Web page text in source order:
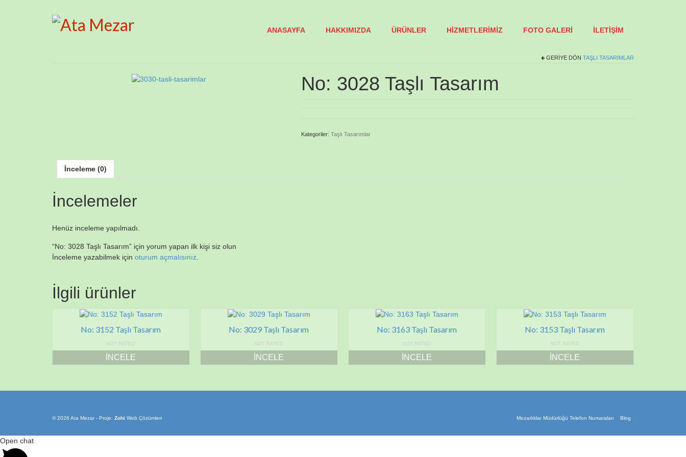
ANASAYFA HAKKIMIZDA ÜRÜNLER HİZMETLERİMİZ FOTO GALERİ İLETİŞİM
GERIYE DÖN TAŞLI TASARIMLAR
No: 3028 Taşlı Tasarım
Kategoriler: Taşlı Tasarımlar
İnceleme (0)
İncelemeler
Henüz inceleme yapılmadı.
“No: 3028 Taşlı Tasarım” için yorum yapan ilk kişi siz olun
İnceleme yazabilmek için oturum açmalısınız
İlgili ürünler
No: 3152 Taşlı Tasarım
NOT RATED
İNCELE
No: 3029 Taşlı Tasarım
NOT RATED
İNCELE
No: 3163 Taşlı Tasarım
NOT RATED
İNCELE
No: 3153 Taşlı Tasarım
NOT RATED
İNCELE
Mezarlıklar Müdürlüğü Telefon Numaraları Blog
© 2026 Ata Mezar - Proje: Zohi Web Çözümleri
Open chat